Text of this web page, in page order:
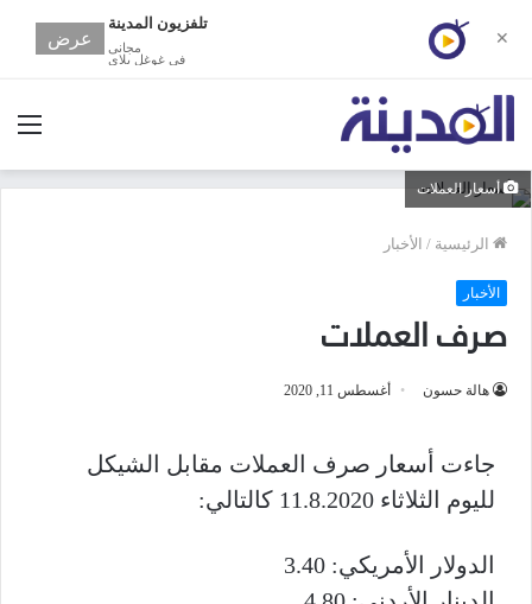
أسعار العملات
الرئيسية / الأخبار
الأخبار
صرف العملات
هالة حسون أغسطس 11, 2020
جاءت أسعار صرف العملات مقابل الشيكل
لليوم الثلاثاء 11.8.2020 كالتالي:
الدولار الأمريكي: 3.40
✕
تلفزيون المدينة
مجانى
في غوغل بلاي
عرض